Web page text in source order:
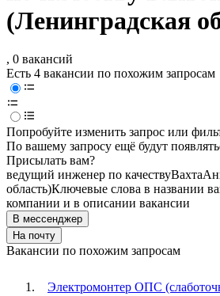
(Ленинградская
, 0 вакансий
Есть 4 вакансии по похожим запросам
Попробуйте изменить запрос или
По вашему запросу ещё будут
Присылать вам?
ведущий инженер по качествуВахта
область)Ключевые слова в названии
компании и в описании вакансии
В мессенджер
На почту
Вакансии по похожим запросам
Электромонтер ОПС